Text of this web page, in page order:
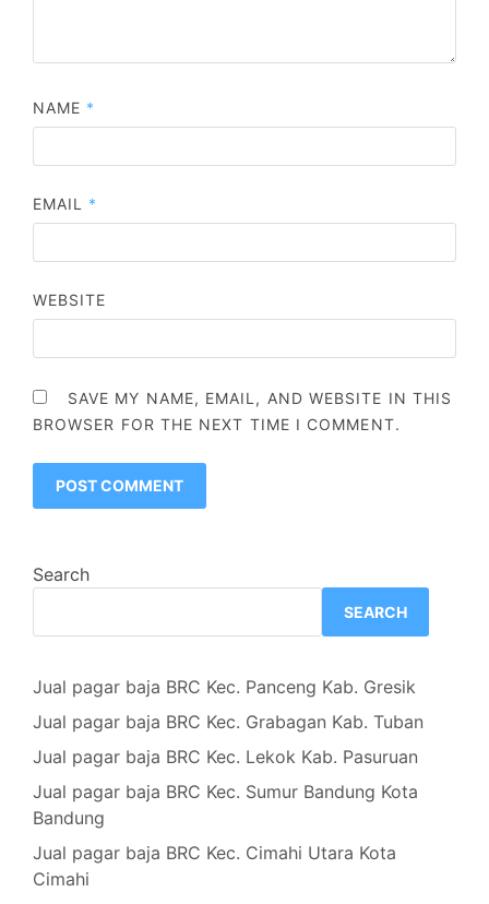
NAME *
EMAIL *
WEBSITE
SAVE MY NAME, EMAIL, AND WEBSITE IN THIS
BROWSER FOR THE NEXT TIME I COMMENT.
Search
SEARCH
Jual pagar baja BRC Kec. Panceng Kab. Gresik
Jual pagar baja BRC Kec. Grabagan Kab. Tuban
Jual pagar baja BRC Kec. Lekok Kab. Pasuruan
Jual pagar baja BRC Kec. Sumur Bandung Kota
Bandung
Jual pagar baja BRC Kec. Cimahi Utara Kota
Cimahi